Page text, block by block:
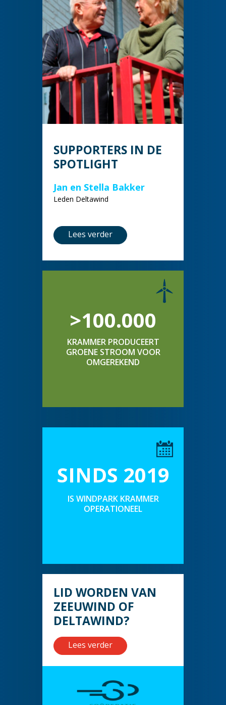
SUPPORTERS IN DE
SPOTLIGHT
Jan en Stella Bakker
Leden Deltawind
Lees verder
>100.000
KRAMMER PRODUCEERT
GROENE STROOM VOOR
OMGEREKEND
SINDS 2019
IS WINDPARK KRAMMER
OPERATIONEEL
LID WORDEN VAN
ZEEUWIND OF
DELTAWIND?
Lees verder